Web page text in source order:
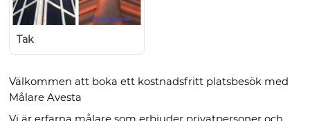
Tak
Välkommen att boka ett kostnadsfritt platsbesök med
Målare Avesta